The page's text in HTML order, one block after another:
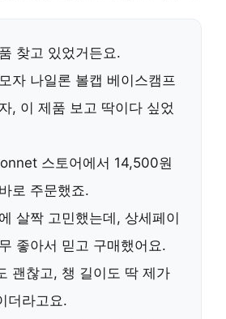
찾고 있었거든요.
자 나일론 볼캡 베이스캠프
, 이 제품 보고 딱이다 싶었
스토어에서 14,500원
로 주문했죠.
살짝 고민했는데, 상세페이
좋아서 믿고 구매했어요.
괜찮고, 챙 길이도 딱 제가
더라고요.